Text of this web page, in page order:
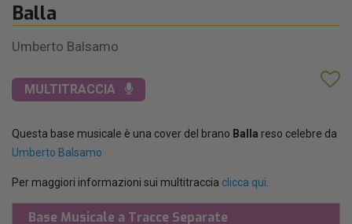
Balla
Umberto Balsamo
MULTITRACCIA
Questa base musicale è una cover del brano Balla reso celebre da
Umberto Balsamo
Per maggiori informazioni sui multitraccia clicca qui
Base Musicale a Tracce Separate